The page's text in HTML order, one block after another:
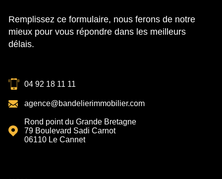
Remplissez ce formulaire, nous ferons de notre
mieux pour vous répondre dans les meilleurs
délais.
04 92 18 11 11
agence@bandelierimmobilier.com
Rond point du Grande Bretagne
79 Boulevard Sadi Carnot
06110
Le Cannet